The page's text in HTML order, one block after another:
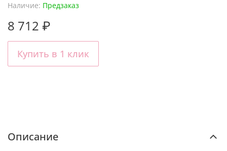
Наличие: Предзаказ
8 712 ₽
Купить в 1 клик
Описание